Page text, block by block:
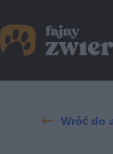
Wróć do